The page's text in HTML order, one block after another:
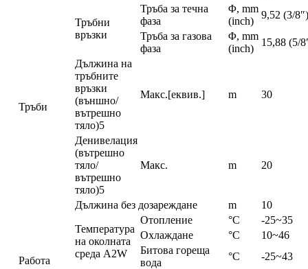
Тръби
Тръбни
връзки
Тръба за течна
фаза
Φ, mm
(inch)
9,52 (3/8″)
Тръба за газова
фаза
Φ, mm
(inch)
15,88 (5/
Дължина на
тръбните
връзки
(външно/
вътрешно
тяло)5
Макс.[еквив.] m 30
Денивелация
(вътрешно
тяло/
вътрешно
тяло)5
Макс. m 20
Дължина без дозареждане m 10
Работа
Температура
на околната
среда A2W
Oтопление °C
-25~35
Охлаждане
°C
10~46
Битова гореща
вода
°C
-25~43